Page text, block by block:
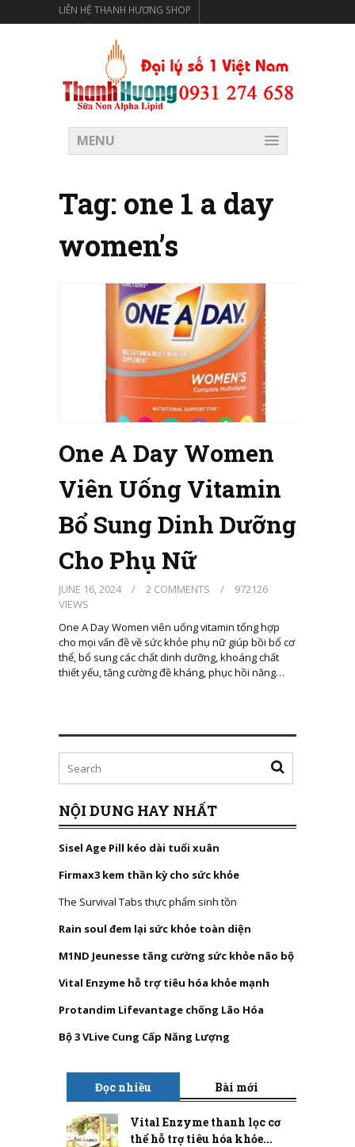
LIÊN HỆ THANH HƯƠNG SHOP
CHO SỨC KHỎE
MENU
Tag: one 1 a day
women’s
One A Day Women
Viên Uống Vitamin
Bổ Sung Dinh Dưỡng
Cho Phụ Nữ
JUNE 16, 2024 / 2 COMMENTS /
972126
VIEWS
One A Day Women viên uống vitamin tổng hợp
cho mọi vấn đề về sức khỏe phụ nữ giúp bồi bổ cơ
thể, bổ sung các chất dinh dưỡng, khoáng chất
thiết yếu, tăng cường đề kháng, phục hồi năng…
NỘI DUNG HAY NHẤT
Sisel Age Pill kéo dài tuổi xuân
Firmax3 kem thần kỳ cho sức khỏe
The Survival Tabs thực phẩm sinh tồn
Rain soul đem lại sức khỏe toàn diện
M1ND Jeunesse tăng cường sức khỏe não bộ
Vital Enzyme hỗ trợ tiêu hóa khỏe mạnh
Protandim Lifevantage chống Lão Hóa
Bộ 3 VLive Cung Cấp Năng Lượng
Đọc nhiều Bài mới
Vital Enzyme thanh lọc cơ
thể hỗ trợ tiêu hóa khỏe...